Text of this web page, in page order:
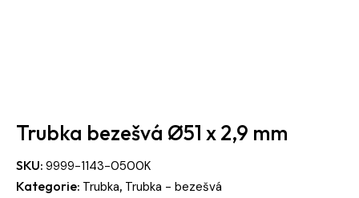
Trubka bezešvá Ø51 x 2,9 mm
SKU: 9999-1143-0500K
Kategorie: Trubka, Trubka - bezešvá